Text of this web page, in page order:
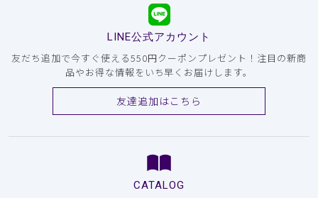
LINE公式アカウント
友だち追加で今すぐ使える550円クーポンプレゼント！注目の新商
品やお得な情報をいち早くお届けします。
友達追加はこちら
CATALOG